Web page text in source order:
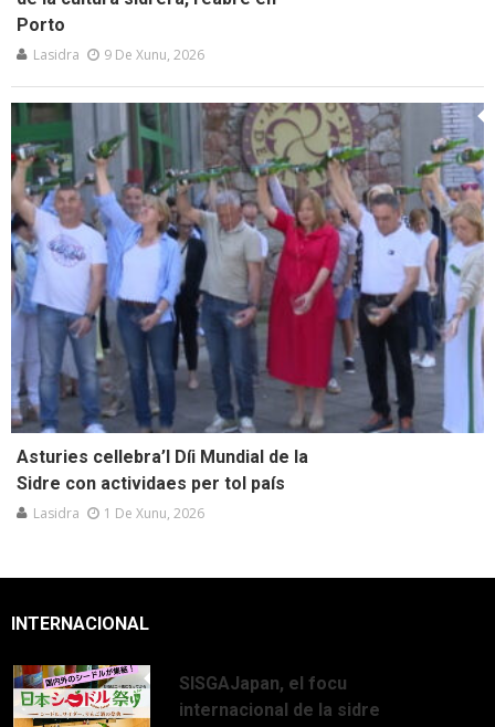
Porto
Lasidra 9 De Xunu, 2026
Asturies cellebra’l Díi Mundial de la
Sidre con actividaes per tol país
Lasidra 1 De Xunu, 2026
INTERNACIONAL
SISGAJapan, el focu
internacional de la sidre